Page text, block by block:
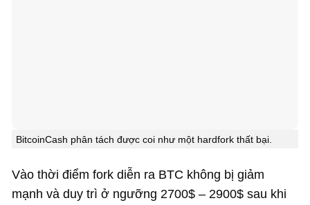
BitcoinCash phân tách được coi như một hardfork thất bại.
Vào thời điểm fork diễn ra BTC không bị giảm
mạnh và duy trì ở ngưỡng 2700$ – 2900$ sau khi